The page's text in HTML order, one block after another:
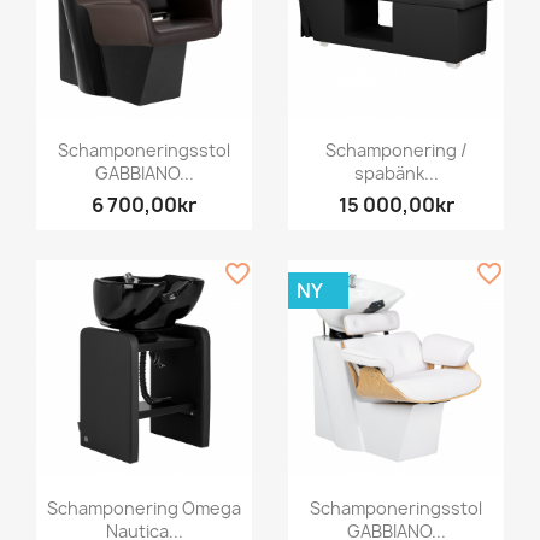
Schamponeringsstol
GABBIANO...
6 700,00kr
Schamponering /
spabänk...
15 000,00kr
Schamponering Omega
Nautica...
favorite_border
Schamponeringsstol
GABBIANO...
NY
favorite_border